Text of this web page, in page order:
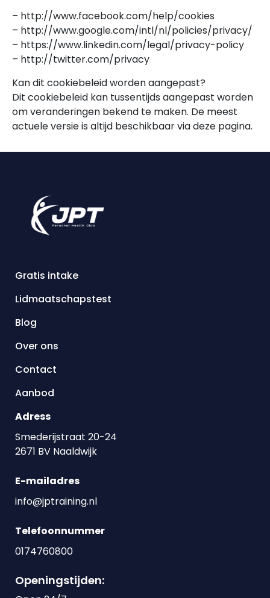
– http://www.facebook.com/help/cookies
– http://www.google.com/intl/nl/policies/privacy/
– https://www.linkedin.com/legal/privacy-policy
– http://twitter.com/privacy
Kan dit cookiebeleid worden aangepast?
Dit cookiebeleid kan tussentijds aangepast worden
om veranderingen bekend te maken. De meest
actuele versie is altijd beschikbaar via deze pagina.
Gratis intake
Lidmaatschapstest
Blog
Over ons
Contact
Aanbod
Adress
Smederijstraat 20-24
2671 BV Naaldwijk
E-mailadres
info@jptraining.nl
Telefoonnummer
0174760800
Openingstijden: